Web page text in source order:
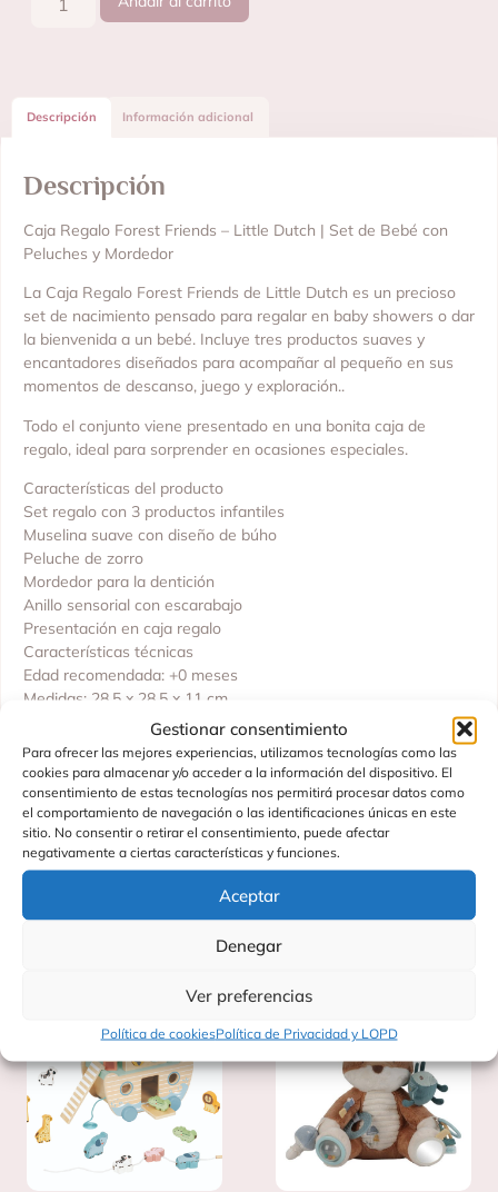
Gestionar consentimiento
Para ofrecer las mejores experiencias, utilizamos tecnologías como las
cookies para almacenar y/o acceder a la información del dispositivo. El
consentimiento de estas tecnologías nos permitirá procesar datos como
el comportamiento de navegación o las identificaciones únicas en este
sitio. No consentir o retirar el consentimiento, puede afectar
negativamente a ciertas características y funciones.
Aceptar
Denegar
Ver preferencias
Política de cookiesPolítica de Privacidad y LOPD
Descripción Información adicional
Descripción
Caja Regalo Forest Friends – Little Dutch | Set de Bebé con
Peluches y Mordedor
La Caja Regalo Forest Friends de Little Dutch es un precioso
set de nacimiento pensado para regalar en baby showers o dar
la bienvenida a un bebé. Incluye tres productos suaves y
encantadores diseñados para acompañar al pequeño en sus
momentos de descanso, juego y exploración..
Todo el conjunto viene presentado en una bonita caja de
regalo, ideal para sorprender en ocasiones especiales.
Características del producto
Set regalo con 3 productos infantiles
Muselina suave con diseño de búho
Peluche de zorro
Mordedor para la dentición
Anillo sensorial con escarabajo
Presentación en caja regalo
Características técnicas
Edad recomendada: +0 meses
Medidas: 28,5 x 28,5 x 11 cm
Fabricado por: Little Dutch
Fabricado en: China
La Caja Regalo Forest Friends de Little Dutch es un detalle
perfecto para recién nacidos, combinando suavidad, ternura y
estimulación sensorial en un solo set.
Productos Relacionados